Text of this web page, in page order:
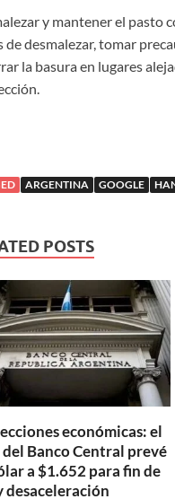
y mantener el pasto
de desmalezar, tomar
la basura en lugares
ARGENTINA GOOGLE
POSTS
económicas: el
del Banco Central prevé
a $1.652 para fin de
desaceleración